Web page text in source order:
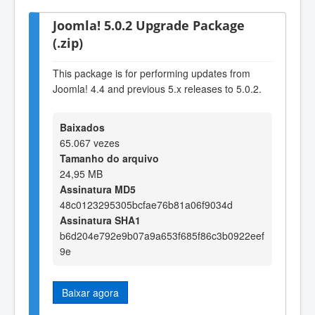
Joomla! 5.0.2 Upgrade Package
(.zip)
This package is for performing updates from
Joomla! 4.4 and previous 5.x releases to 5.0.2.
Baixados
65.067 vezes
Tamanho do arquivo
24,95 MB
Assinatura MD5
48c0123295305bcfae76b81a06f9034d
Assinatura SHA1
b6d204e792e9b07a9a653f685f86c3b0922eef
9e
Baixar agora